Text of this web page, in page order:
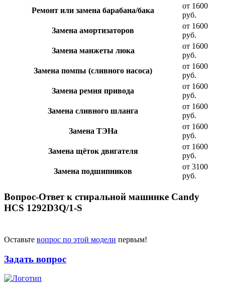
Ремонт или замена барабана/бака
от 1600
руб.
Замена амортизаторов
от 1600
руб.
Замена манжеты люка
от 1600
руб.
Замена помпы (сливного насоса)
от 1600
руб.
Замена ремня привода
от 1600
руб.
Замена сливного шланга
от 1600
руб.
Замена ТЭНа
от 1600
руб.
Замена щёток двигателя
от 1600
руб.
Замена подшипников
от 3100
руб.
Вопрос-Ответ к стиральной машинке Candy
HCS 1292D3Q/1-S
Оставьте вопрос по этой модели первым!
Задать вопрос